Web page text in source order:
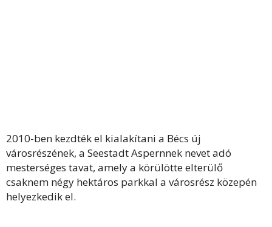
2010-ben kezdték el kialakítani a Bécs új
városrészének, a Seestadt Aspernnek nevet adó
mesterséges tavat, amely a körülötte elterülő
csaknem négy hektáros parkkal a városrész közepén
helyezkedik el.